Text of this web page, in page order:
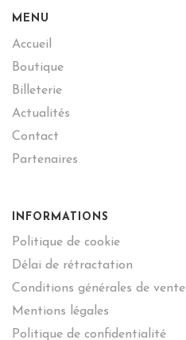
MENU
Accueil
Boutique
Billeterie
Actualités
Contact
Partenaires
INFORMATIONS
Politique de cookie
Délai de rétractation
Conditions générales de vente
Mentions légales
Politique de confidentialité